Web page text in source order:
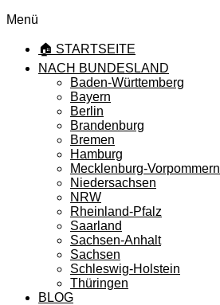
Menü
🏠 STARTSEITE
NACH BUNDESLAND
Baden-Württemberg
Bayern
Berlin
Brandenburg
Bremen
Hamburg
Mecklenburg-Vorpommern
Niedersachsen
NRW
Rheinland-Pfalz
Saarland
Sachsen-Anhalt
Sachsen
Schleswig-Holstein
Thüringen
BLOG